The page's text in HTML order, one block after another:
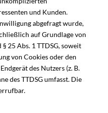
und Kunden.
abgefragt wurde,
auf Grundlage von
25 Abs. 1 TTDSG, soweit
von Cookies oder den
des Nutzers (z. B.
des TTDSG umfasst. Die